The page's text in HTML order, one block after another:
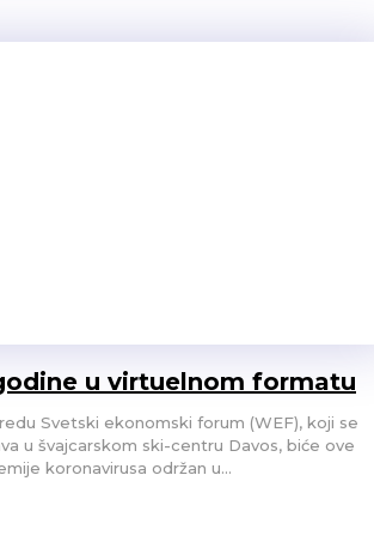
u virtuelnom formatu
Svetski ekonomski forum (WEF), koji se
u švajcarskom ski-centru Davos, biće ove
koronavirusa održan u...